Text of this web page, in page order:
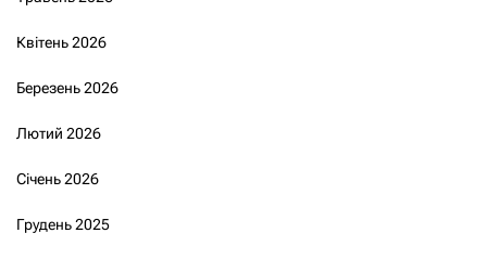
Квітень 2026
Березень 2026
Лютий 2026
Січень 2026
Грудень 2025